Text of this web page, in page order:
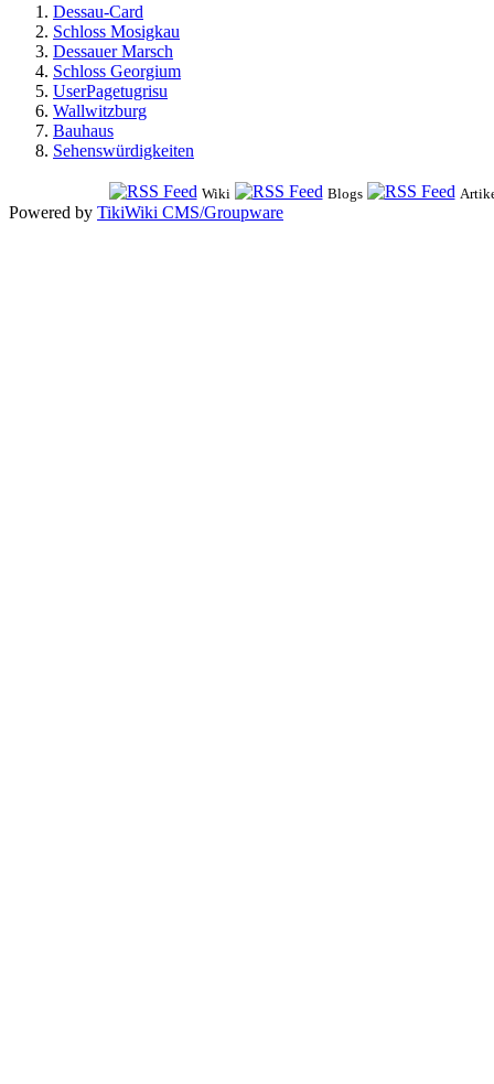
Dessau-Card
Schloss Mosigkau
Dessauer Marsch
Schloss Georgium
UserPagetugrisu
Wallwitzburg
Bauhaus
Sehenswürdigkeiten
Wiki Blogs
Powered by TikiWiki CMS/Groupware